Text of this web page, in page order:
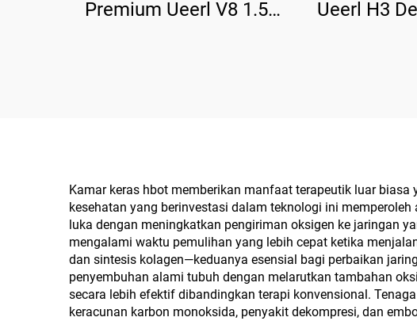
Premium Ueerl V8 1.5
Ueerl H3
Kamar keras hbot memberikan manfaat terapeutik luar
kesehatan yang berinvestasi dalam teknologi ini
luka dengan meningkatkan pengiriman oksigen ke jaringan
mengalami waktu pemulihan yang lebih cepat ketika
dan sintesis kolagen—keduanya esensial bagi perbaikan
penyembuhan alami tubuh dengan melarutkan tambahan
secara lebih efektif dibandingkan terapi konvensional.
keracunan karbon monoksida, penyakit dekompresi, dan